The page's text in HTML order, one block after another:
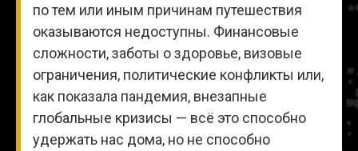
по тем или иным причинам путешествия
оказываются недоступны. Финансовые
сложности, заботы о здоровье, визовые
ограничения, политические конфликты или,
как показала пандемия, внезапные
глобальные кризисы — всё это способно
удержать нас дома, но не способно